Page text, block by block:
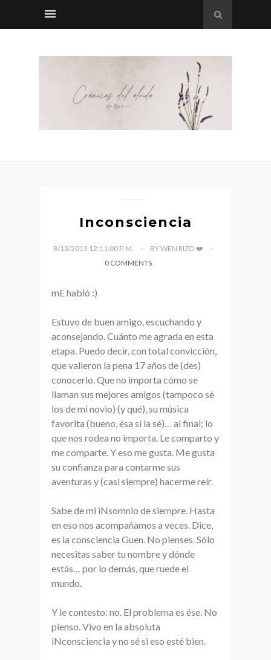
Inconsciencia
8/13/2013 12:11:00 P. M.
BY WEN RIZO ❤️
0 COMMENTS
mE habló :)
Estuvo de buen amigo, escuchando y
aconsejando. Cuánto me agrada en esta
etapa. Puedo decir, con total convicción,
que valieron la pena 17 años de (des)
conocerlo. Que no importa cómo se
llaman sus mejores amigos (tampoco sé
los de mi novio) (y qué), su música
favorita (bueno, ésa sí la sé)… al final; lo
que nos rodea no importa. Le comparto y
me comparte. Y eso me gusta. Me gusta
su confianza para contarme sus
aventuras y (casi siempre) hacerme reír.
Sabe de mi iNsomnio de siempre. Hasta
en eso nos acompañamos a veces. Dice,
es la consciencia Guen. No pienses. Sólo
necesitas saber tu nombre y dónde
estás… por lo demás, que ruede el
mundo.
Y le contesto: no. El problema es ése. No
pienso. Vivo en la absoluta
iNconsciencia y no sé si eso esté bien.